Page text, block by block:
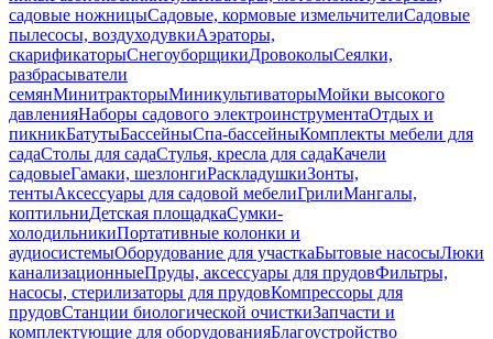
садовые ножницыСадовые, кормовые измельчителиСадовые
пылесосы, воздуходувкиАэраторы,
скарификаторыСнегоуборщикиДровоколыСеялки,
разбрасыватели
семянМинитракторыМиникультиваторыМойки высокого
давленияНаборы садового электроинструментаОтдых и
пикникБатутыБассейныСпа-бассейныКомплекты мебели для
садаСтолы для садаСтулья, кресла для садаКачели
садовыеГамаки, шезлонгиРаскладушкиЗонты,
тентыАксессуары для садовой мебелиГрилиМангалы,
коптильниДетская площадкаСумки-
холодильникиПортативные колонки и
аудиосистемыОборудование для участкаБытовые насосыЛюки
канализационныеПруды, аксессуары для прудовФильтры,
насосы, стерилизаторы для прудовКомпрессоры для
прудовСтанции биологической очисткиЗапчасти и
комплектующие для оборудованияБлагоустройство